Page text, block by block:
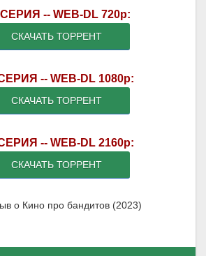
-- WEB-DL 720p:
СКАЧАТЬ ТОРРЕНТ
-- WEB-DL 1080p:
СКАЧАТЬ ТОРРЕНТ
-- WEB-DL 2160p:
СКАЧАТЬ ТОРРЕНТ
о Кино про бандитов (2023)